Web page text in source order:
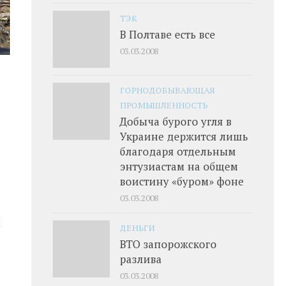
ТЭК
В Полтаве есть все
03.03.2008
ГОРНОДОБЫВАЮЩАЯ
ПРОМЫШЛЕННОСТЬ
Добыча бурого угля в
Украине держится лишь
благодаря отдельным
энтузиастам на общем
воистину «буром» фоне
03.03.2008
ДЕНЬГИ
ВТО запорожского
разлива
03.03.2008